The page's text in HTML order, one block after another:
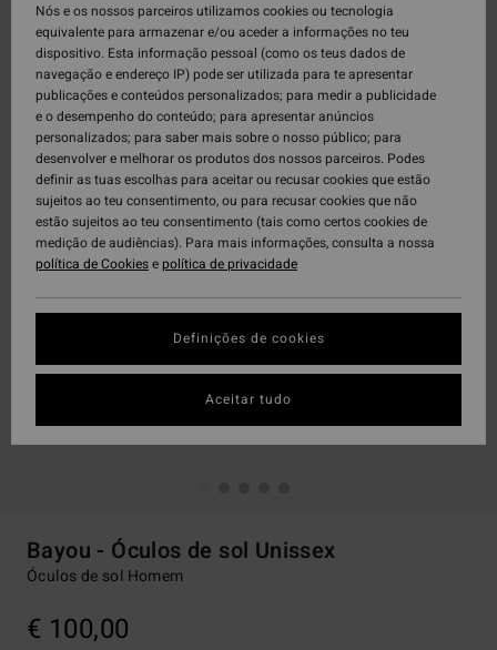
Bayou - Óculos de sol Unissex
Óculos de sol Homem
€ 100,00
Nós e os nossos parceiros utilizamos cookies ou tecnologia
equivalente para armazenar e/ou aceder a informações no teu
dispositivo. Esta informação pessoal (como os teus dados de
navegação e endereço IP) pode ser utilizada para te apresentar
publicações e conteúdos personalizados; para medir a publicidade
e o desempenho do conteúdo; para apresentar anúncios
personalizados; para saber mais sobre o nosso público; para
desenvolver e melhorar os produtos dos nossos parceiros. Podes
definir as tuas escolhas para aceitar ou recusar cookies que estão
sujeitos ao teu consentimento, ou para recusar cookies que não
estão sujeitos ao teu consentimento (tais como certos cookies de
medição de audiências). Para mais informações, consulta a nossa
política de Cookiesepolítica de privacidade
Definições de cookies
Aceitar tudo